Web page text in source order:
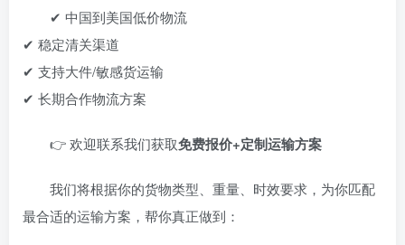
✔ 中国到美国低价物流
✔ 稳定清关渠道
✔ 支持大件/敏感货运输
✔ 长期合作物流方案
👉 欢迎联系我们获取免费报价+定制运输方案
我们将根据你的货物类型、重量、时效要求，为你匹配
最合适的运输方案，帮你真正做到：